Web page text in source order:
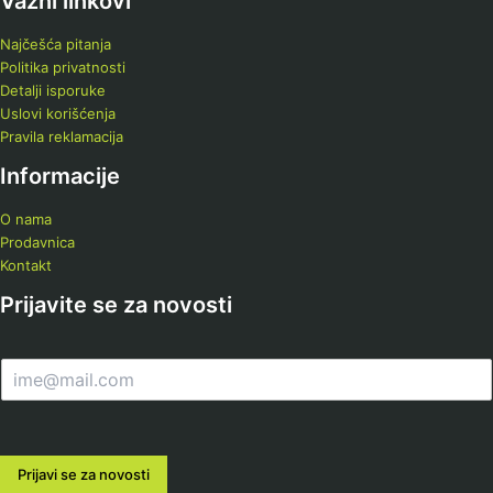
Najčešća pitanja
Politika privatnosti
Detalji isporuke
Uslovi korišćenja
Pravila reklamacija
Informacije
O nama
Prodavnica
Kontakt
Prijavite se za novosti
m
l
Prijavi se za novosti